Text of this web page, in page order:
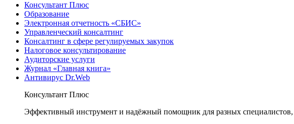
Консультант Плюс
Образование
Электронная отчетность «СБИС»
Управленческий консалтинг
Консалтинг в сфере регулируемых закупок
Налоговое консультирование
Аудиторские услуги
Журнал «Главная книга»
Антивирус Dr.Web
Консультант Плюс
Эффективный инструмент и надёжный помощник для разных